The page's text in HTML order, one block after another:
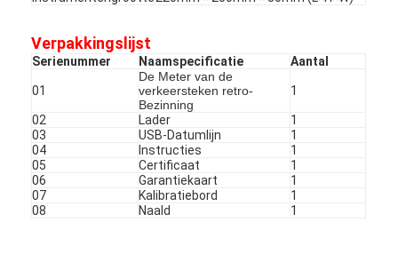
Verpakkingslijst
Serienummer Naamspecificatie Aantal
01
De Meter van de
verkeersteken retro-
Bezinning
1
02 Lader
1
03
USB-Datumlijn
1
04
Instructies
1
05
Certificaat
1
06
Garantiekaart
1
07
Kalibratiebord
1
08
Naald 1